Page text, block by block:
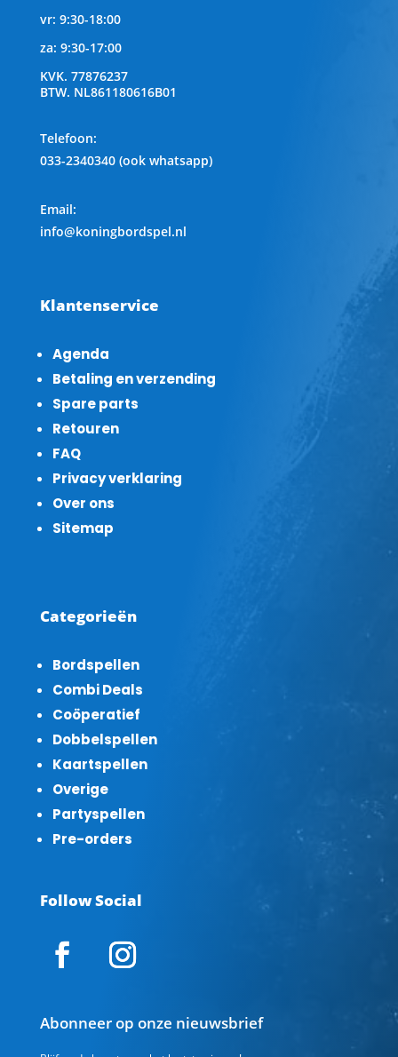
vr: 9:30-18:00
za: 9:30-17:00
KVK. 77876237
BTW. NL861180616B01
Telefoon:
033-2340340 (ook whatsapp)
Email:
info@koningbordspel.nl
Klantenservice
Agenda
Betaling en verzending
Spare parts
Retouren
FAQ
Privacy verklaring
Over ons
Sitemap
Categorieën
Bordspellen
Combi Deals
Coöperatief
Dobbelspellen
Kaartspellen
Overige
Partyspellen
Pre-orders
Follow Social
Abonneer op onze nieuwsbrief